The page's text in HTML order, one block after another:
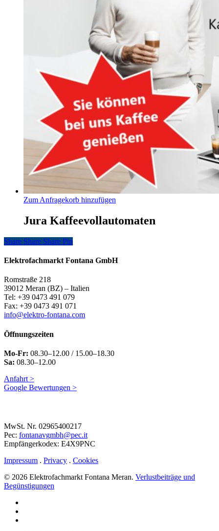
Zum Anfragekorb hinzufügen
Jura Kaffeevollautomaten
Share
Share Share Share Pin
Elektrofachmarkt Fontana GmbH
Romstraße 218
39012 Meran (BZ) – Italien
Tel: +39 0473 491 079
Fax: +39 0473 491 071
info@elektro-fontana.com
Öffnungszeiten
Mo-Fr: 08.30–12.00 / 15.00–18.30
Sa: 08.30–12.00
Anfahrt >
Google Bewertungen >
MwSt. Nr. 02965400217
Pec: fontanavgmbh@pec.it
Empfängerkodex: E4X9PNC
Impressum . Privacy . Cookies
© 2026 Elektrofachmarkt Fontana Meran. Verlustbeiträge und
Begünstigungen